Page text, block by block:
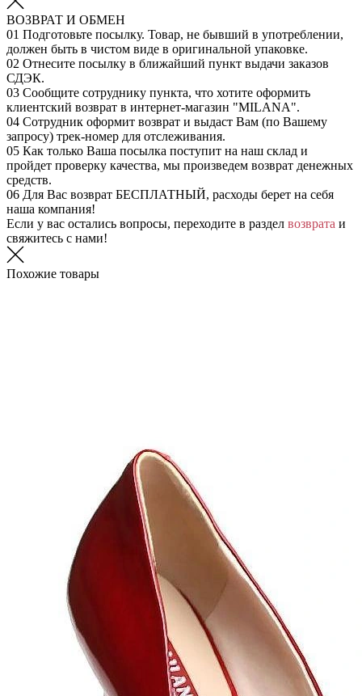
ВОЗВРАТ И ОБМЕН
01 Подготовьте посылку. Товар, не бывший в употреблении,
должен быть в чистом виде в оригинальной упаковке.
02 Отнесите посылку в ближайший пункт выдачи заказов
СДЭК.
03 Сообщите сотруднику пункта, что хотите оформить
клиентский возврат в интернет-магазин "MILANA".
04 Сотрудник оформит возврат и выдаст Вам (по Вашему
запросу) трек-номер для отслеживания.
05 Как только Ваша посылка поступит на наш склад и
пройдет проверку качества, мы произведем возврат денежных
средств.
06 Для Вас возврат БЕСПЛАТНЫЙ, расходы берет на себя
наша компания!
Если у вас остались вопросы, переходите в раздел возврата и
свяжитесь с нами!
Похожие товары